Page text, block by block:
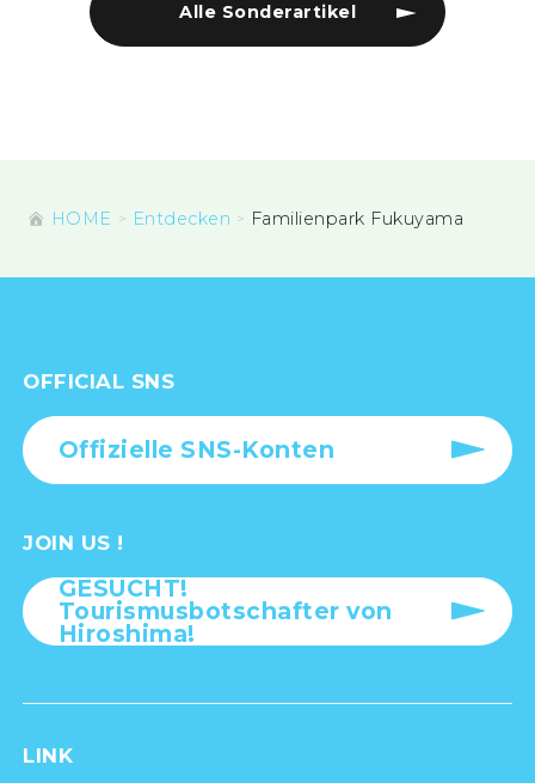
Alle Sonderartikel
HOME Entdecken Familienpark Fukuyama
OFFICIAL SNS
Offizielle SNS-Konten
JOIN US !
GESUCHT!
Tourismusbotschafter von
Hiroshima!
LINK